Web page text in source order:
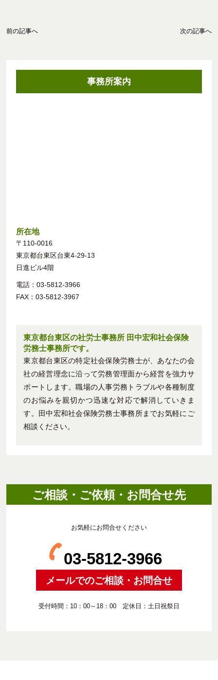
前の記事へ 次の記事へ
事務所案内
所在地
〒110-0016
東京都台東区台東4-29-13
日進ビル4階
電話：03-5812-3966
FAX：03-5812-3967
東京都台東区の社労士事務所 田中宏和社会保険
労務士事務所です。
東京都台東区の特定社会保険労務士が、あなたの会
社の経営理念に沿って労務管理面から経営を強力サ
ポートします。職場の人事労務トラブルや各種制度
のお悩みを親切かつ迅速な対応で解消していきま
す。田中宏和社会保険労務士事務所までお気軽にご
相談ください。
ご相談・ご依頼・お問合せ先
お気軽にお問合せください
03-5812-3966
メールでのご相談・お問合せ
受付時間：10：00～18：00 定休日：土日祝祭日